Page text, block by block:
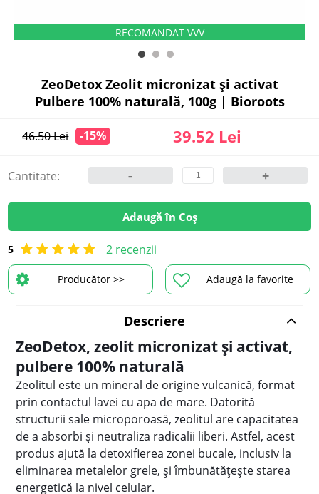
5 2 recenzii
Adaugă la favorite
Producător >>
ZeoDetox Zeolit micronizat și activat
Pulbere 100% naturală, 100g | Bioroots
46.50 Lei -15% 39.52 Lei
Cantitate: - +
Adaugă în Coș
Descriere
ZeoDetox, zeolit micronizat și activat,
pulbere 100% naturală
Zeolitul este un mineral de origine vulcanică, format
prin contactul lavei cu apa de mare. Datorită
structurii sale microporoasă, zeolitul are capacitatea
de a absorbi și neutraliza radicalii liberi. Astfel, acest
produs ajută la detoxifierea zonei bucale, inclusiv la
eliminarea metalelor grele, și îmbunătățește starea
energetică la nivel celular.